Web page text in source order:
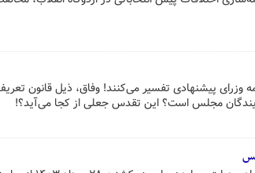
وزرای پیشنهادی تفسیر می‌کنند! وفاق، ذیل قانون
مجلس است؟ این تقدس جعلی از کجا می‌آید؟!